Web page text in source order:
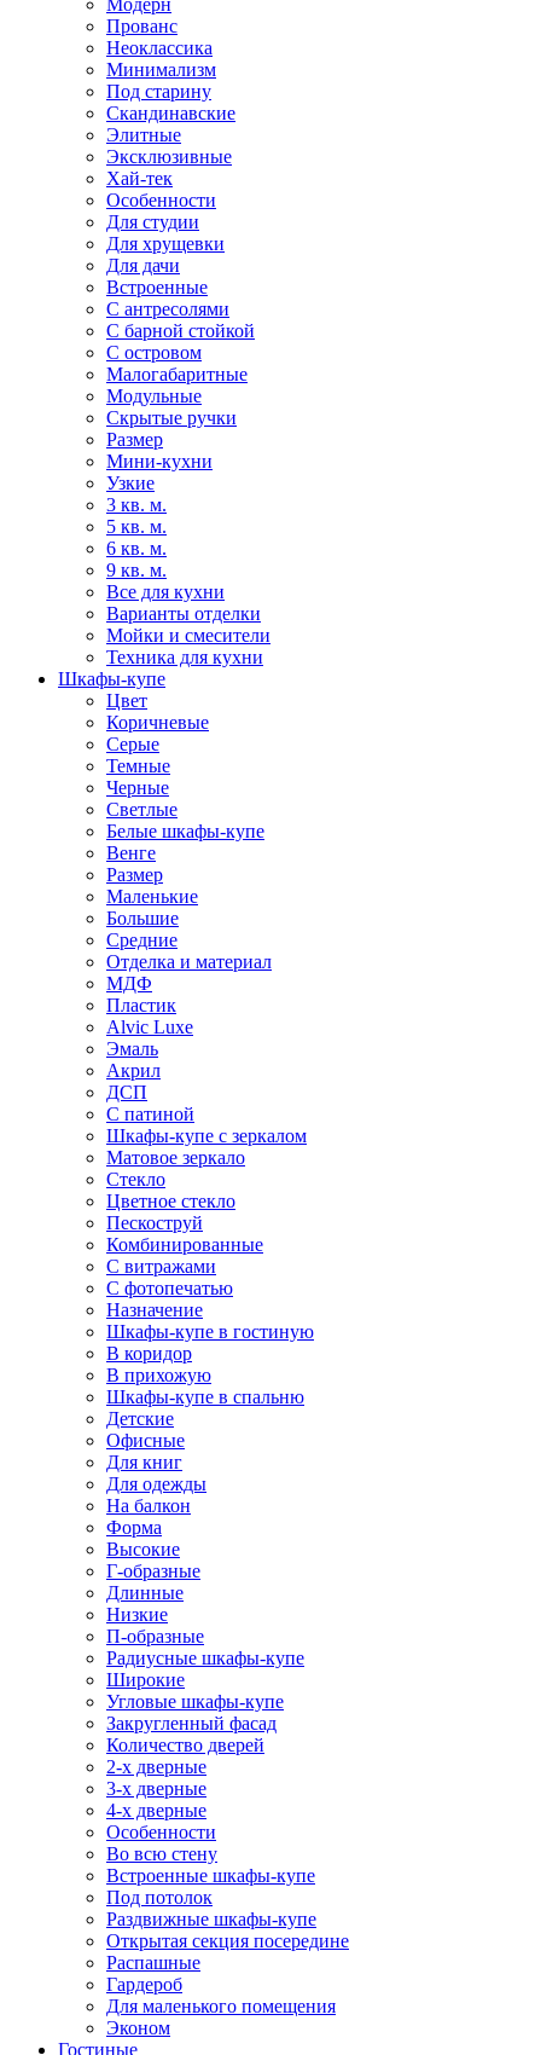
Модерн
Прованс
Неоклассика
Минимализм
Под старину
Скандинавские
Элитные
Эксклюзивные
Хай-тек
Особенности
Для студии
Для хрущевки
Для дачи
Встроенные
С антресолями
С барной стойкой
С островом
Малогабаритные
Модульные
Скрытые ручки
Размер
Мини-кухни
Узкие
3 кв. м.
5 кв. м.
6 кв. м.
9 кв. м.
Все для кухни
Варианты отделки
Мойки и смесители
Техника для кухни
Шкафы-купе
Цвет
Коричневые
Серые
Темные
Черные
Светлые
Белые шкафы-купе
Венге
Размер
Маленькие
Большие
Средние
Отделка и материал
МДФ
Пластик
Alvic Luxe
Эмаль
Акрил
ДСП
С патиной
Шкафы-купе с зеркалом
Матовое зеркало
Стекло
Цветное стекло
Пескоструй
Комбинированные
С витражами
С фотопечатью
Назначение
Шкафы-купе в гостиную
В коридор
В прихожую
Шкафы-купе в спальню
Детские
Офисные
Для книг
Для одежды
На балкон
Форма
Высокие
Г-образные
Длинные
Низкие
П-образные
Радиусные шкафы-купе
Широкие
Угловые шкафы-купе
Закругленный фасад
Количество дверей
2-х дверные
3-х дверные
4-х дверные
Особенности
Во всю стену
Встроенные шкафы-купе
Под потолок
Раздвижные шкафы-купе
Открытая секция посередине
Распашные
Гардероб
Для маленького помещения
Эконом
Гостиные